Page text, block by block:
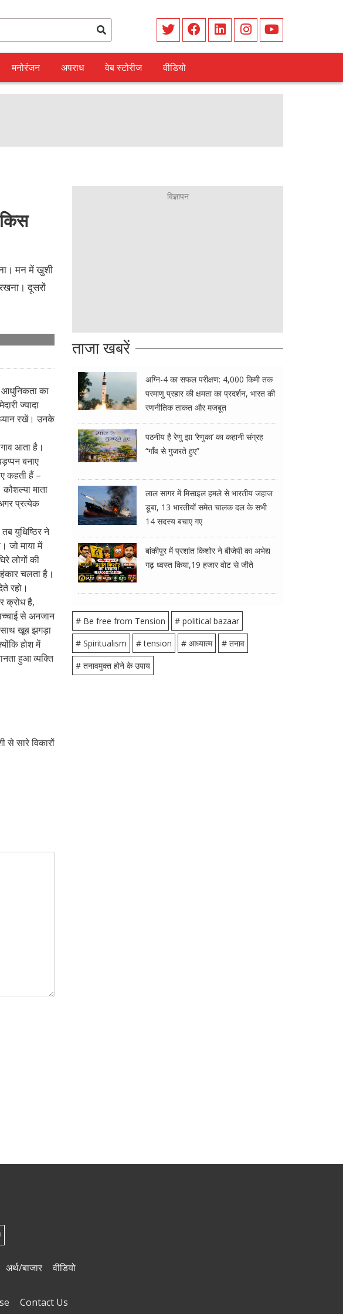
मनोरंजन अपराध वेब स्टोरीज वीडियो
मन में खुशी
दूसरों
का
ज्यादा
रखें। उनके
आता है।
बनाए
कहती हैं –
माता
प्रत्येक
युधिष्ठिर ने
जो माया में
लोगों की
चलता है।
रहो।
क्रोध है,
से अनजान
खूब झगड़ा
होश में
हुआ व्यक्ति
से सारे विकारों
ताजा खबरें
अग्नि-4 का सफल परीक्षण: 4,000 किमी तक
परमाणु प्रहार की क्षमता का प्रदर्शन, भारत की
रणनीतिक ताकत और मजबूत
पठनीय है रेणु झा ‘रेणुका’ का कहानी संग्रह
“गाँव से गुजरते हुए”
लाल सागर में मिसाइल हमले से भारतीय जहाज
डूबा, 13 भारतीयों समेत चालक दल के सभी
14 सदस्य बचाए गए
बांकीपुर में प्रशांत किशोर ने बीजेपी का अभेद्य
गढ़ ध्वस्त किया,19 हजार वोट से जीते
# Be free from Tension
# political bazaar
# Spiritualism
# tension # आध्यात्म
# तनाव
# तनावमुक्त होने के उपाय
अर्थ/बाजार वीडियो
Contact Us